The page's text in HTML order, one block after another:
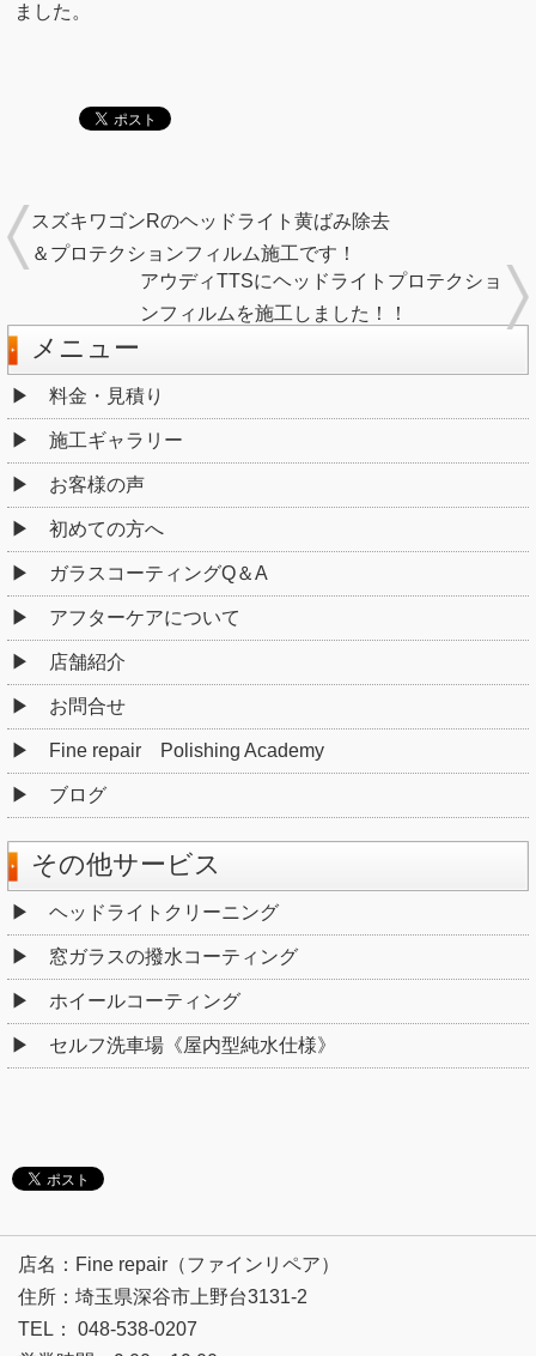
ました。
スズキワゴンRのヘッドライト黄ばみ除去
＆プロテクションフィルム施工です！
アウディTTSにヘッドライトプロテクショ
ンフィルムを施工しました！！
メニュー
料金・見積り
施工ギャラリー
お客様の声
初めての方へ
ガラスコーティングQ＆A
アフターケアについて
店舗紹介
お問合せ
Fine repair Polishing Academy
ブログ
その他サービス
ヘッドライトクリーニング
窓ガラスの撥水コーティング
ホイールコーティング
セルフ洗車場《屋内型純水仕様》
店名：Fine repair（ファインリペア）
住所：埼玉県深谷市上野台3131-2
TEL： 048-538-0207